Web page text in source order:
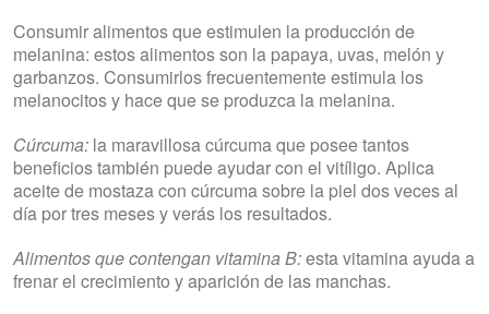
Consumir alimentos que estimulen la producción de
melanina: estos alimentos son la papaya, uvas, melón y
garbanzos. Consumirlos frecuentemente estimula los
melanocitos y hace que se produzca la melanina.
Cúrcuma: la maravillosa cúrcuma que posee tantos
beneficios también puede ayudar con el vitíligo. Aplica
aceite de mostaza con cúrcuma sobre la piel dos veces al
día por tres meses y verás los resultados.
Alimentos que contengan vitamina B:esta vitamina ayuda a
frenar el crecimiento y aparición de las manchas.